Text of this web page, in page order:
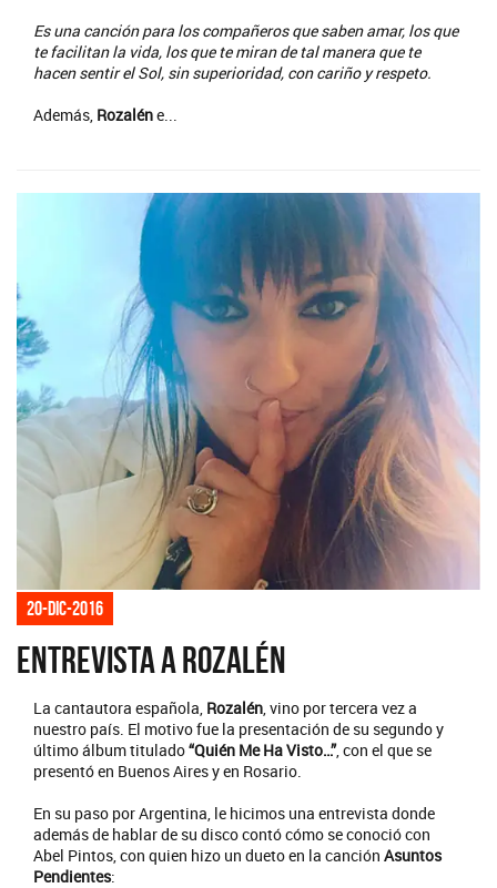
Es una canción para los compañeros que saben amar, los que
te facilitan la vida, los que te miran de tal manera que te
hacen sentir el Sol, sin superioridad, con cariño y respeto.
Además, Rozaléne...
20-dic-2016
Entrevista a Rozalén
La cantautora española, Rozalén , vino por tercera vez a
nuestro país. El motivo fue la presentación de su segundo y
último álbum titulado“Quién Me Ha Visto…”, con el que se
presentó en Buenos Aires y en Rosario.
En su paso por Argentina, le hicimos una entrevista donde
además de hablar de su disco contó cómo se conoció con
Abel Pintos, con quien hizo un dueto en la canción Asuntos
Pendientes: